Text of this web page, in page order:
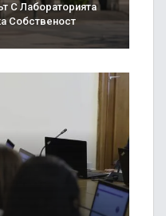
С Лабораторията
Собственост